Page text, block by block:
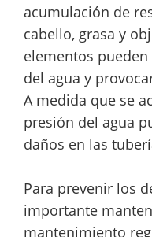
acumulación de
cabello, grasa y
elementos
del agua y
A medida que se
presión del agua
daños en las
Para prevenir los
importante
mantenimiento